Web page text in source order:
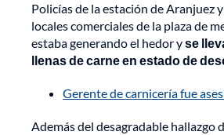
Policías de la estación de Aranjuez
locales comerciales de la plaza de
estaba generando el hedor yse
llenas de carne en estado de
Gerente de carnicería fue
Además del desagradable hallazgo